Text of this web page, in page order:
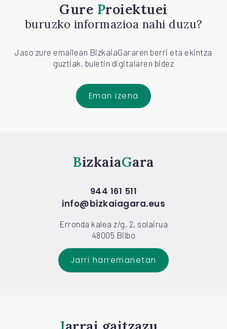
Gure Proiektuei
buruzko informazioa nahi duzu?
Jaso zure emailean BizkaiaGararen berri eta ekintza
guztiak, buletin digitalaren bidez
Eman izena
Bizkaia Gara
944 161 511
info@bizkaiagara.eus
Erronda kalea z/g, 2. solairua
48005 Bilbo
Jarri harremanetan